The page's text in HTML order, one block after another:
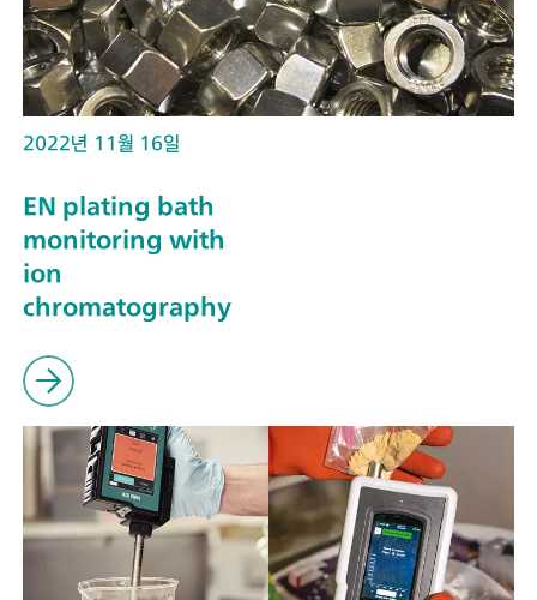
2022년 11월 16일
EN plating bath
monitoring with
ion
chromatography